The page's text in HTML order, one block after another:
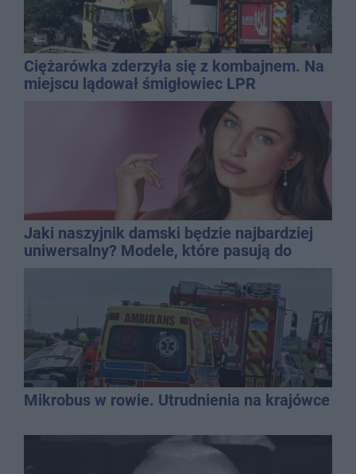
Ciężarówka zderzyła się z kombajnem. Na
miejscu lądował śmigłowiec LPR
Jaki naszyjnik damski będzie najbardziej
uniwersalny? Modele, które pasują do
wielu stylizacji
Mikrobus w rowie. Utrudnienia na krajówce